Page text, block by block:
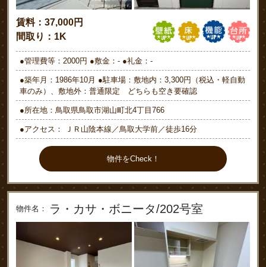
賃料：37,000円
間取り：1K
●管理費等：2000円 ●敷金：- ●礼金：-
●築年月：1986年10月 ●駐車場：敷地内：3,300円（税込・軽自動
車のみ）、敷地外：普通限定 どちらも空き要確認
●所在地：鳥取県鳥取市湖山町北4丁目766
●アクセス： ＪＲ山陰本線／鳥取大学前／徒歩16分
物件をCheck！
物件名： ラ・カサ・ボニータ/202号室